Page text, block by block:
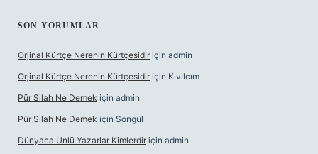
SON YORUMLAR
Orjinal Kürtçe Nerenin Kürtçesidir için admin
Orjinal Kürtçe Nerenin Kürtçesidir için Kıvılcım
Pür Silah Ne Demek için admin
Pür Silah Ne Demek için Songül
Dünyaca Ünlü Yazarlar Kimlerdir için admin